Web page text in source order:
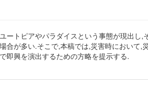
ートピアやパラダイスという事態が現出し
合が多い.そこで,本稿では,災害時において,
即興を演出するための方略を提示する.